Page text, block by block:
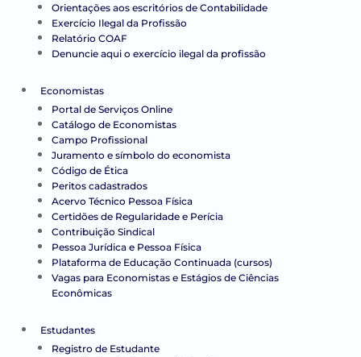
Orientações aos escritórios de Contabilidade
Exercício Ilegal da Profissão
Relatório COAF
Denuncie aqui o exercício ilegal da profissão
Economistas
Portal de Serviços Online
Catálogo de Economistas
Campo Profissional
Juramento e símbolo do economista
Código de Ética
Peritos cadastrados
Acervo Técnico Pessoa Física
Certidões de Regularidade e Perícia
Contribuição Sindical
Pessoa Jurídica e Pessoa Física
Plataforma de Educação Continuada (cursos)
Vagas para Economistas e Estágios de Ciências
Econômicas
Estudantes
Registro de Estudante